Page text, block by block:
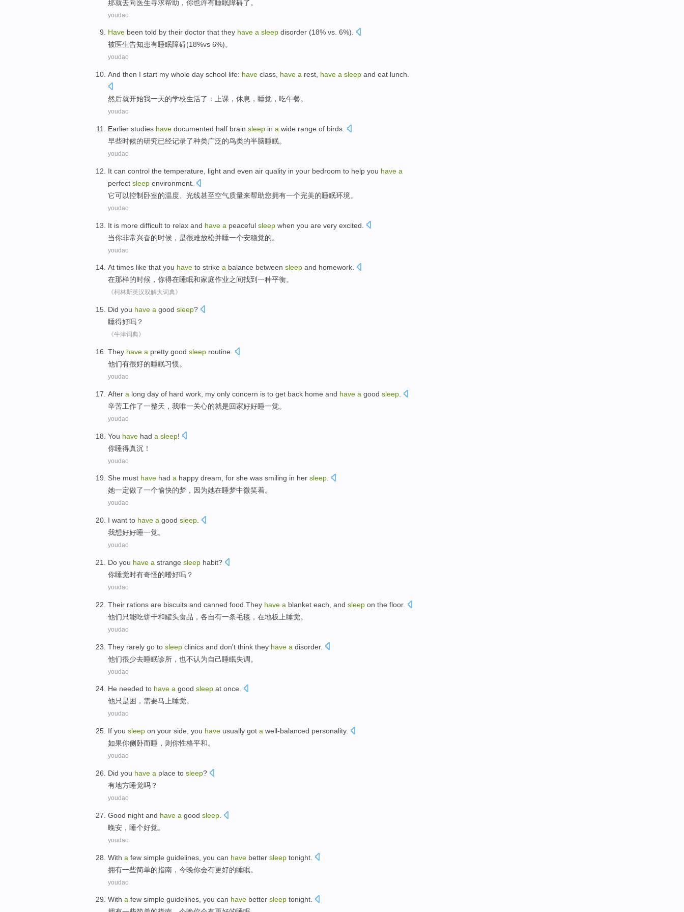
那就去向 医生寻求帮助 ， 你也许有睡眠障碍了。
youdao
Have been told by their doctor that they have a sleep disorder (18% vs. 6%).
被医生告知患有睡眠障碍(18%vs 6%)。
youdao
And then I start my whole day school life: have class have a rest have a sleep and eat lunch
然后就开始我一天的学校生活了： 上课 ， 休息 ， 睡觉 ，吃午餐。
youdao
Earlier studies have documented half brain sleep in a wide range of birds
早些时候的研究已经记录了种类广泛的鸟类的半脑睡眠。
youdao
It can control the temperature light and even air quality in your bedroom to help you have a
perfect sleep environment
它可以控制 卧室的温度 光线甚至空气质量来帮助您拥有一个完美的睡眠环境。
youdao
It is more difficult to relax and have a peaceful sleep when you are very excited
当你非常兴奋的时候， 是很难放松并睡一个安稳觉的。
youdao
At times like that you have to strike a balance between sleep and homework.
在那样的时候 ， 你得在睡眠和家庭作业之间找到一种平衡。
《柯林斯英汉双解大词典》
Did you have a good sleep?
睡得好吗？
《牛津词典》
They have a pretty good sleep routine
他们有很好的睡眠习惯。
youdao
After a long day of hard work , my only concern is to get back home and have a good sleep
辛苦工作了一整天， 我唯一关心的就是回家好好睡一觉。
youdao
You have had a sleep!
你睡得真沉！
youdao
She must have had a happy dream, for she was smiling in her sleep.
她一定做了一个愉快的梦 ， 因为她在睡梦中微笑着。
youdao
I want to have a good sleep
我想好好睡一觉。
youdao
Do you have a strange sleep habit?
你睡觉时有奇怪的嗜好吗？
youdao
Their rations are biscuits and canned food.They have a blanket each , and sleep on the floor.
他们只能吃饼干和罐头食品， 各自有一条毛毯 ， 在地板上睡觉。
youdao
They rarely go to sleep clinics and don't think they have a disorder.
他们很少去睡眠诊所 ，也不认为自己睡眠失调。
youdao
He needed to have a good sleep at once.
他只是困 ，需要马上睡觉。
youdao
If you sleep on your side, you have usually got a well-balanced personality.
如果你侧卧而睡 ，则你性格平和。
youdao
Did you have a place to sleep?
有地方睡觉吗？
youdao
Good night and have a good sleep
晚安 ， 睡个好觉。
youdao
With a few simple guidelines you can have better sleep tonight
拥有一些简单的指南 ， 今晚你会有更好的睡眠。
youdao
With a few simple guidelines, you can have better sleep tonight.